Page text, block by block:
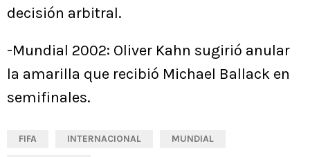
decisión arbitral.
-Mundial 2002: Oliver Kahn sugirió anular
la amarilla que recibió Michael Ballack en
semifinales.
FIFA INTERNACIONAL MUNDIAL